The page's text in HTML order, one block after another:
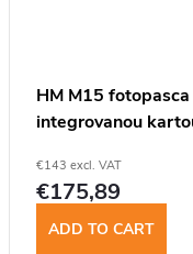
HM M15
integrovanou
€143 excl. VAT
€175,89
ADD TO CART